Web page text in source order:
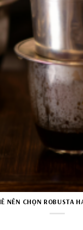
NÊN CHỌN ROBUSTA